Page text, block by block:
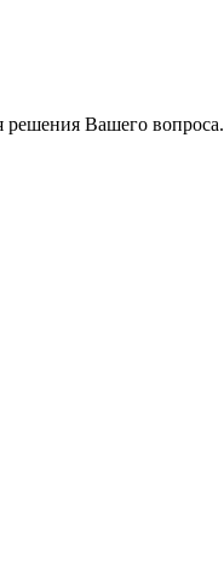
решения Вашего вопроса.